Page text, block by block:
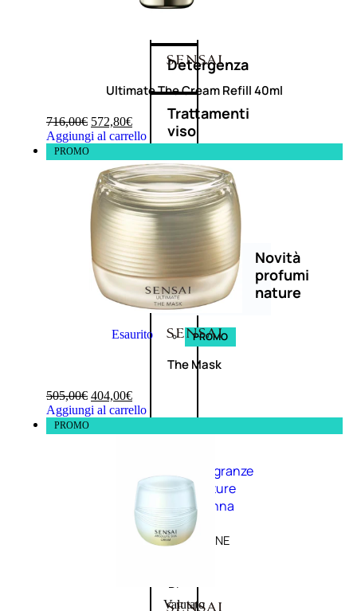
Detergenza
Trattamenti
viso
Maschere
nature
Novità
profumi
nature
Esaurito PROMO
Fragranze
Nature
Donna
L’OCCITANE
DI
Valutato
Ultimate The Cream Refill 40ml
716,00€ 572,80€
Aggiungi al carrello
PROMO
The Mask
505,00€ 404,00€
Aggiungi al carrello
PROMO